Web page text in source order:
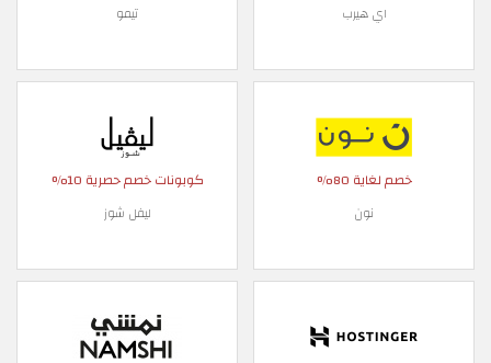
اي هيرب تيمو
خصم لغاية 80%
نون
كوبونات خصم حصرية 10%
ليفل شوز